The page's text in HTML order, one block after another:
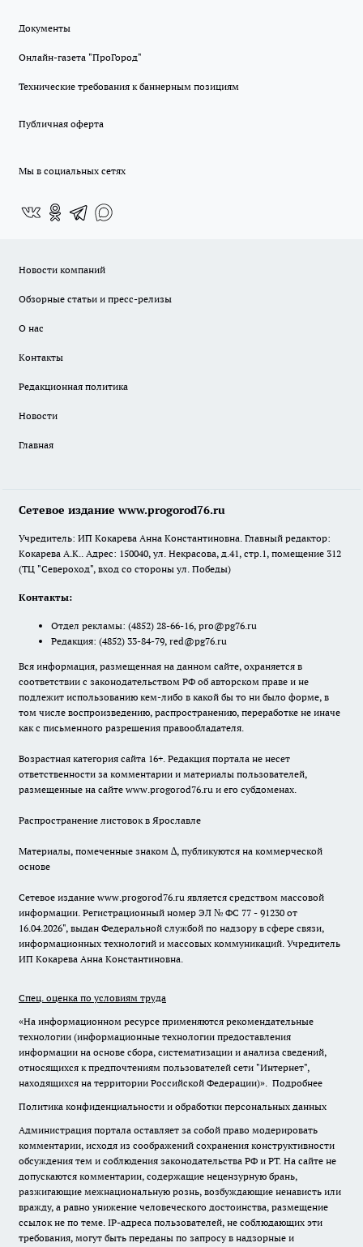
Документы
Онлайн-газета "ПроГород"
Технические требования к баннерным позициям
Публичная оферта
Мы в социальных сетях
Новости компаний
Обзорные статьи и пресс-релизы
О нас
Контакты
Редакционная политика
Новости
Главная
Сетевое издание www.progorod76.ru
Учредитель: ИП Кокарева Анна Константиновна. Главный редактор:
Кокарева А.К.. Адрес: 150040, ул. Некрасова, д.41, стр.1, помещение 312
(ТЦ "Североход", вход со стороны ул. Победы)
Контакты:
Отдел рекламы: (4852) 28-66-16, pro@pg76.ru
Редакция: (4852) 33-84-79, red@pg76.ru
Вся информация, размещенная на данном сайте, охраняется в
соответствии с законодательством РФ об авторском праве и не
подлежит использованию кем-либо в какой бы то ни было форме, в
том числе воспроизведению, распространению, переработке не иначе
как с письменного разрешения правообладателя.
Возрастная категория сайта 16+. Редакция портала не несет
ответственности за комментарии и материалы пользователей,
размещенные на сайте www.progorod76.ru и его субдоменах.
Распространение листовок в Ярославле
Материалы, помеченные знаком ∆, публикуются на коммерческой
основе
Сетевое издание www.progorod76.ru является средством массовой
информации. Регистрационный номер ЭЛ № ФС 77 - 91230 от
16.04.2026", выдан Федеральной службой по надзору в сфере связи,
информационных технологий и массовых коммуникаций. Учредитель
ИП Кокарева Анна Константиновна.
Спец. оценка по условиям труда
«На информационном ресурсе применяются рекомендательные
технологии (информационные технологии предоставления
информации на основе сбора, систематизации и анализа сведений,
относящихся к предпочтениям пользователей сети "Интернет",
находящихся на территории Российской Федерации)». Подробнее
Политика конфиденциальности и обработки персональных данных
Администрация портала оставляет за собой право модерировать
комментарии, исходя из соображений сохранения конструктивности
обсуждения тем и соблюдения законодательства РФ и РТ. На сайте не
допускаются комментарии, содержащие нецензурную брань,
разжигающие межнациональную рознь, возбуждающие ненависть или
вражду, а равно унижение человеческого достоинства, размещение
ссылок не по теме. IP-адреса пользователей, не соблюдающих эти
требования, могут быть переданы по запросу в надзорные и